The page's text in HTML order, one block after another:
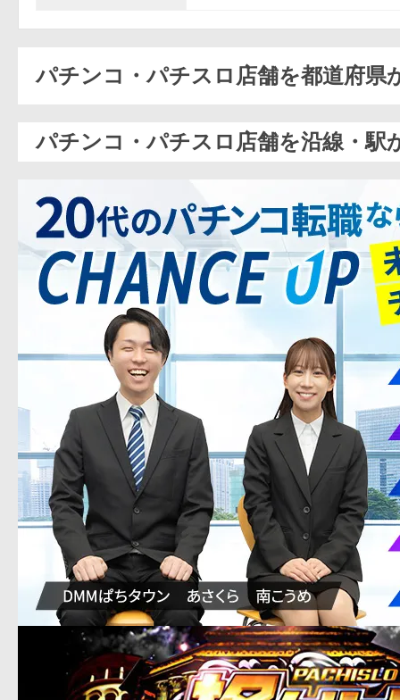
パチンコ・パチスロ店舗を都道府県
パチンコ・パチスロ店舗を沿線・駅